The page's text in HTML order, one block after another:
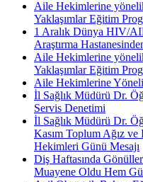
Aile Hekimlerine
Yaklaşımlar Eğitim
1 Aralık Dünya HIV/
Araştırma
Aile Hekimlerine
Yaklaşımlar Eğitim
Aile Hekimlerine
İl Sağlık Müdürü Dr.
Servis Denetimi
İl Sağlık Müdürü Dr.
Kasım Toplum Ağız ve
Hekimleri Günü Mesajı
Diş Haftasında
Muayene Oldu Hem